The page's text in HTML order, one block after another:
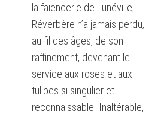
la faïencerie de Lunéville,
Réverbère n’a jamais perdu,
au fil des âges, de son
raffinement, devenant le
service aux roses et aux
tulipes si singulier et
reconnaissable. Inaltérable,